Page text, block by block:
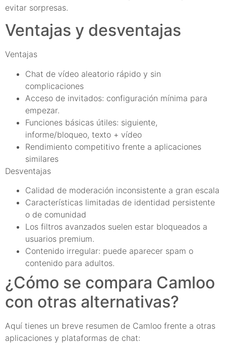
evitar sorpresas.
Ventajas y desventajas
Ventajas
Chat de vídeo aleatorio rápido y sin
complicaciones
Acceso de invitados: configuración mínima para
empezar.
Funciones básicas útiles: siguiente,
informe/bloqueo, texto + vídeo
Rendimiento competitivo frente a aplicaciones
similares
Desventajas
Calidad de moderación inconsistente a gran escala
Características limitadas de identidad persistente
o de comunidad
Los filtros avanzados suelen estar bloqueados a
usuarios premium.
Contenido irregular: puede aparecer spam o
contenido para adultos.
¿Cómo se compara Camloo
con otras alternativas?
Aquí tienes un breve resumen de Camloo frente a otras
aplicaciones y plataformas de chat: